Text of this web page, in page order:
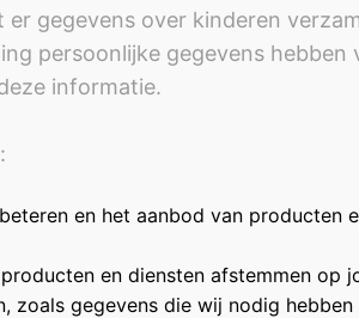
gegevens over kinderen
persoonlijke gegevens hebben
informatie.
en het aanbod van producten
en diensten afstemmen op
zoals gegevens die wij nodig